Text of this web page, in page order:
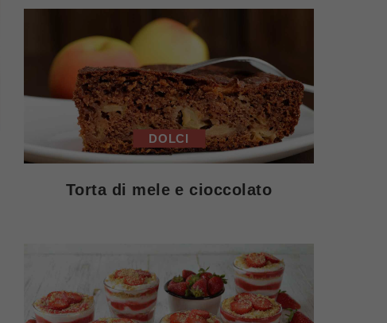
DOLCI
Torta di mele e cioccolato